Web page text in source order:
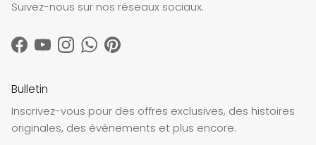
Suivez-nous sur nos réseaux sociaux.
Facebook
YouTubeInstagram
WhatsApp
Pinterest
Bulletin
Inscrivez-vous pour des offres exclusives, des histoires
originales, des événements et plus encore.